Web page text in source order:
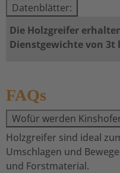
Datenblätter:
Die Holzgreifer
Dienstgewichte von 3t
FAQs
Wofür werden
Holzgreifer sind ideal
Umschlagen und
und Forstmaterial.